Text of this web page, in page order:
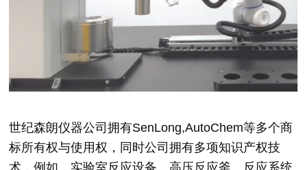
世纪森朗仪器公司拥有SenLong,AutoChem等多个商
标所有权与使用权，同时公司拥有多项知识产权技
术，例如，实验室反应设备、高压反应釜、反应系统